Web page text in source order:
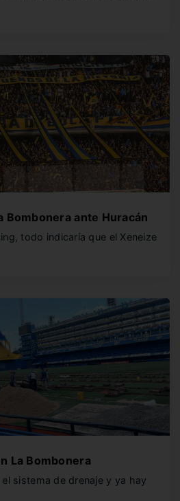
Bombonera ante Huracán
todo indicaría que el Xeneize
La Bombonera
sistema de drenaje y ya hay